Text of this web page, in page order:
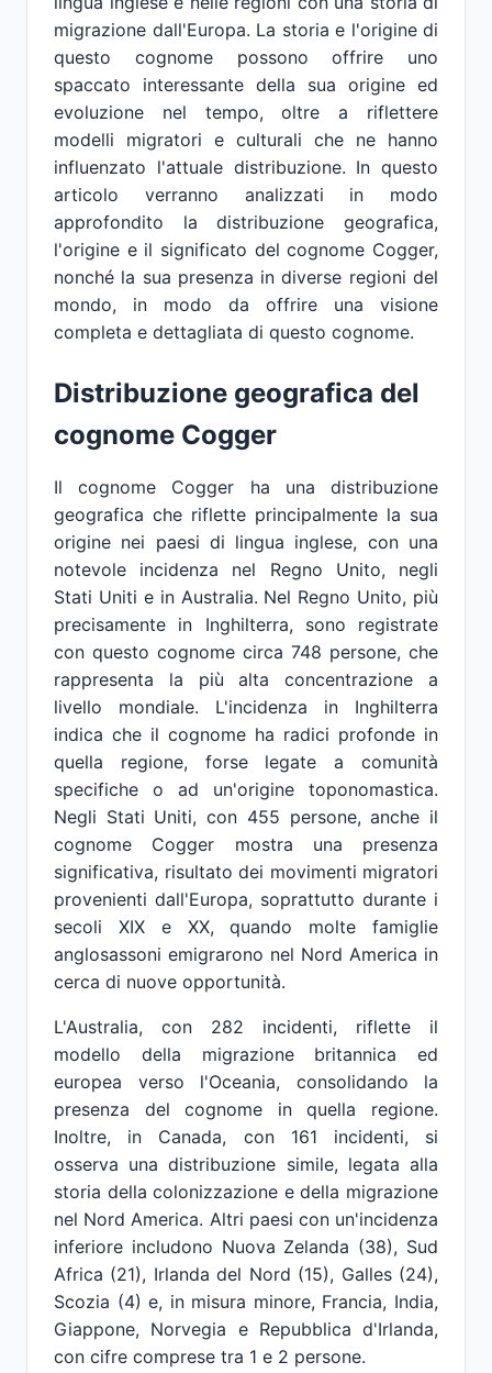
migrazione dall'Europa. La storia e l'origine di
questo cognome possono offrire uno
spaccato interessante della sua origine ed
evoluzione nel tempo, oltre a riflettere
modelli migratori e culturali che ne hanno
influenzato l'attuale distribuzione. In questo
articolo verranno analizzati in modo
approfondito la distribuzione geografica,
l'origine e il significato del cognome Cogger,
nonché la sua presenza in diverse regioni del
mondo, in modo da offrire una visione
completa e dettagliata di questo cognome.
Distribuzione geografica del
cognome Cogger
Il cognome Cogger ha una distribuzione
geografica che riflette principalmente la sua
origine nei paesi di lingua inglese, con una
notevole incidenza nel Regno Unito, negli
Stati Uniti e in Australia. Nel Regno Unito, più
precisamente in Inghilterra, sono registrate
con questo cognome circa 748 persone, che
rappresenta la più alta concentrazione a
livello mondiale. L'incidenza in Inghilterra
indica che il cognome ha radici profonde in
quella regione, forse legate a comunità
specifiche o ad un'origine toponomastica.
Negli Stati Uniti, con 455 persone, anche il
cognome Cogger mostra una presenza
significativa, risultato dei movimenti migratori
provenienti dall'Europa, soprattutto durante i
secoli XIX e XX, quando molte famiglie
anglosassoni emigrarono nel Nord America in
cerca di nuove opportunità.
L'Australia, con 282 incidenti, riflette il
modello della migrazione britannica ed
europea verso l'Oceania, consolidando la
presenza del cognome in quella regione.
Inoltre, in Canada, con 161 incidenti, si
osserva una distribuzione simile, legata alla
storia della colonizzazione e della migrazione
nel Nord America. Altri paesi con un'incidenza
inferiore includono Nuova Zelanda (38), Sud
Africa (21), Irlanda del Nord (15), Galles (24),
Scozia (4) e, in misura minore, Francia, India,
Giappone, Norvegia e Repubblica d'Irlanda,
con cifre comprese tra 1 e 2 persone.